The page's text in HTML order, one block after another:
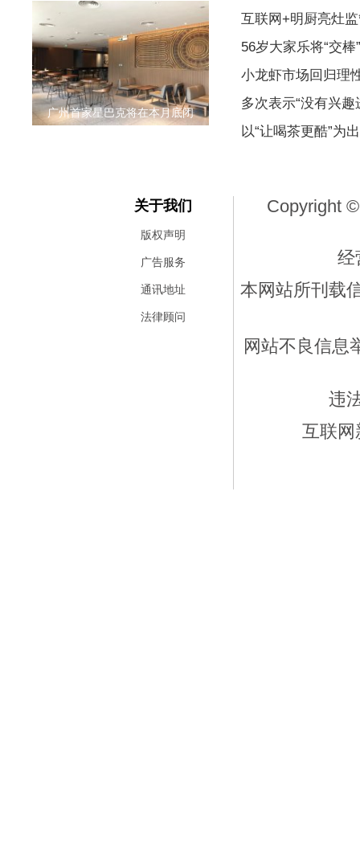
广州首家星巴克将在本月底闭
互联网+明厨亮灶
56岁大家乐将“交
小龙虾市场回归理
多次表示“没有兴
以“让喝茶更酷”为
关于我们
版权声明
广告服务
通讯地址
法律顾问
Copyright
经
本网站所刊载
网站不良信息
违
互联网